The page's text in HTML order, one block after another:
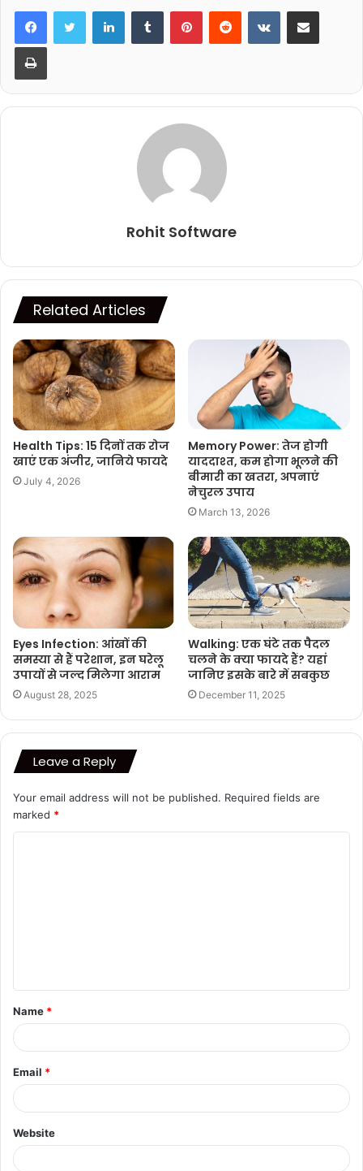
LinkedInTumblr PinterestReddit VKontakteShare via Email
Print
Rohit Software
Related Articles
Health Tips: 15 दिनों तक रोज
खाएं एक अंजीर, जानिये फायदे
July 4, 2026
Memory Power: तेज होगी
याददाश्त, कम होगा भूलने की
बीमारी का खतरा, अपनाएं
नेचुरल उपाय
March 13, 2026
Eyes Infection: आंखों की
समस्या से हैं परेशान, इन घरेलू
उपायों से जल्द मिलेगा आराम
August 28, 2025
Walking: एक घंटे तक पैदल
चलने के क्या फायदे हैं? यहां
जानिए इसके बारे में सबकुछ
December 11, 2025
Leave a Reply
Your email address will not be published. Required fields are
marked *
t
*
Name *
Email *
Website